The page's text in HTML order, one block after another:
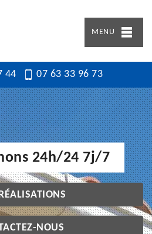
MENU
44 07 63 33 96 73
24h/24 7j/7
NOUS